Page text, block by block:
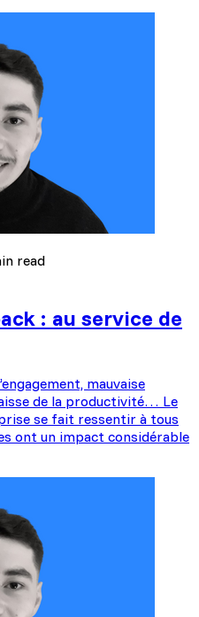
read
: au service de
mauvaise
de la productivité… Le
se fait ressentir à tous
ont un impact considérable